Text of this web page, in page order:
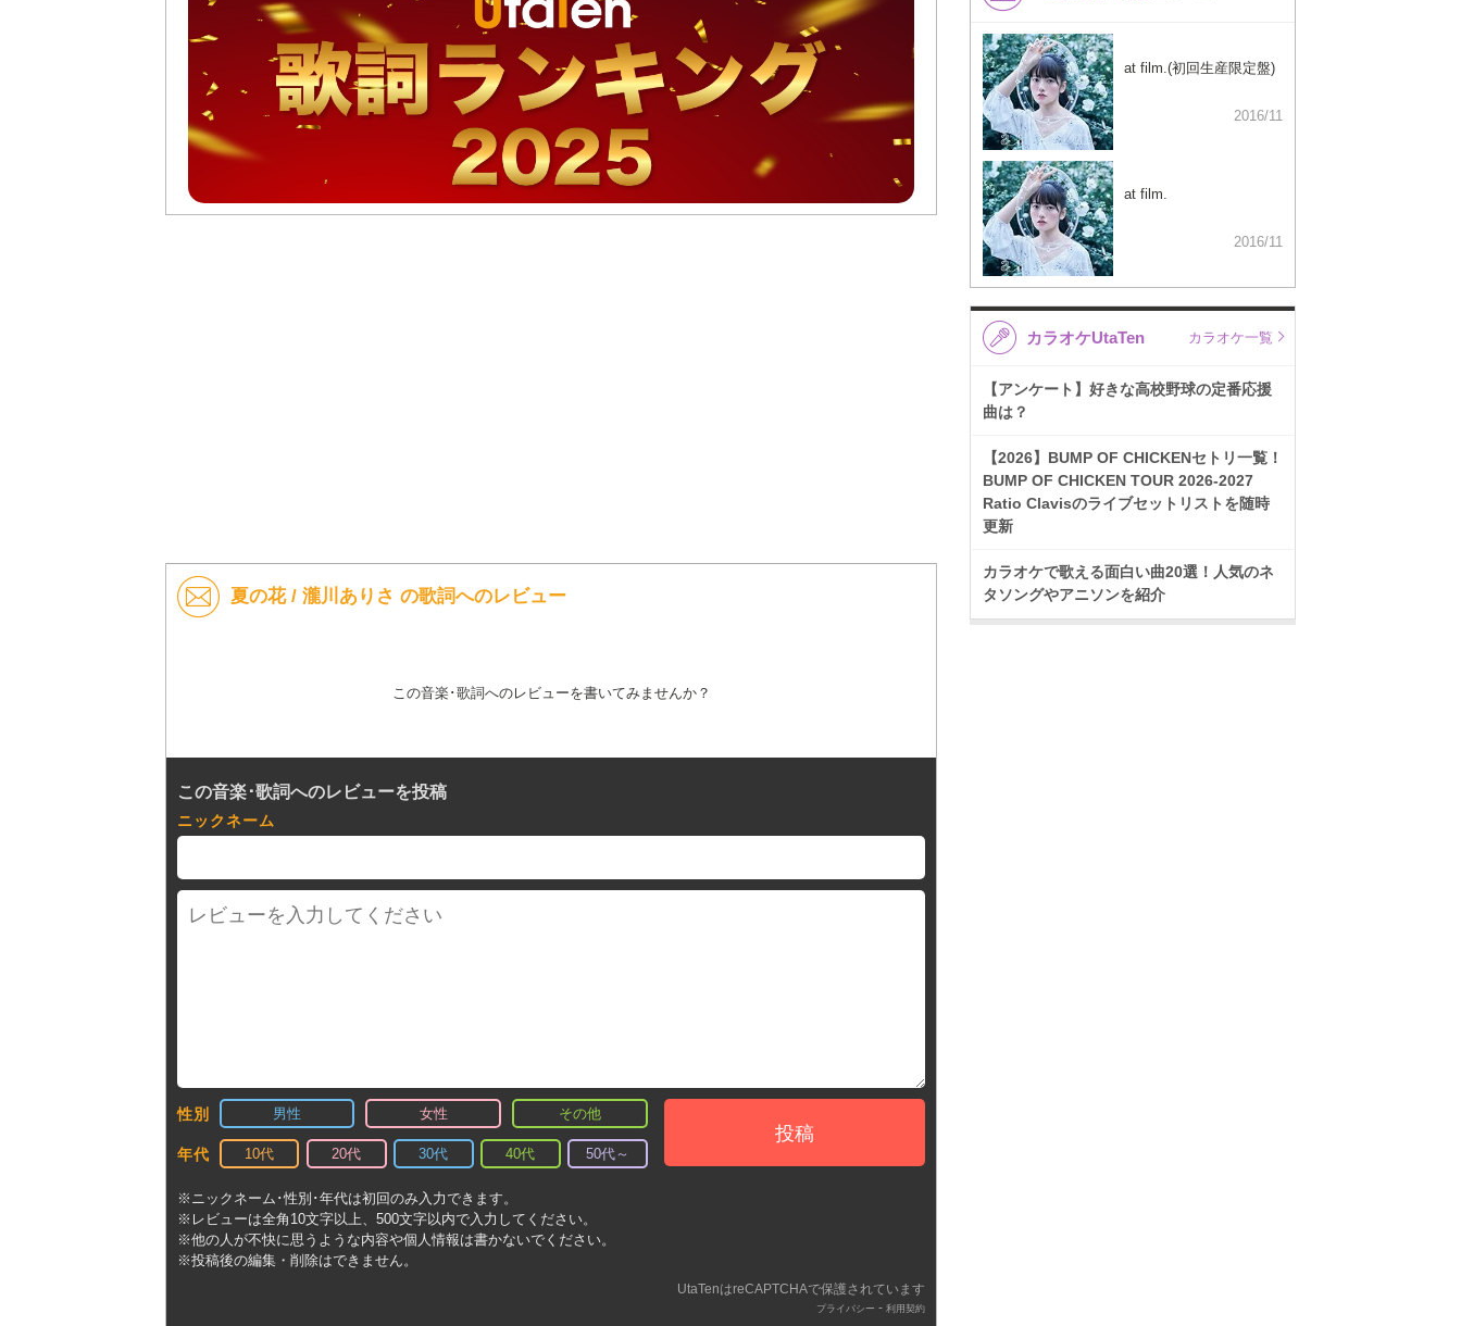
夏の花 / 瀧川ありさ の歌詞へのレビュー
この音楽･歌詞へのレビューを書いてみませんか？
この音楽･歌詞へのレビューを投稿
ニックネーム
性別 男性 女性 その他
年代 10代 20代 30代 40代 50代～
投稿
※ニックネーム･性別･年代は初回のみ入力できます。
※レビューは全角10文字以上、500文字以内で入力してください。
※他の人が不快に思うような内容や個人情報は書かないでください。
※投稿後の編集・削除はできません。
UtaTenはreCAPTCHAで保護されています
プライバシー - 利用契約
at film.(初回生産限定盤)
2016/11
at film.
2016/11
カラオケUtaTen カラオケ一覧
【アンケート】好きな高校野球の定番応援
曲は？
【2026】BUMP OF CHICKENセトリ一覧！
BUMP OF CHICKEN TOUR 2026-2027
Ratio Clavisのライブセットリストを随時
更新
カラオケで歌える面白い曲20選！人気のネ
タソングやアニソンを紹介